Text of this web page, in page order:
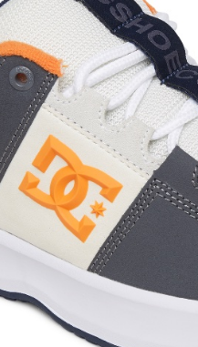
NEWS
TOBY RYAN - PRO FOR
2026.08.08